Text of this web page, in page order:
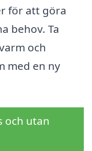
för att göra
behov. Ta
och
med en ny
och utan